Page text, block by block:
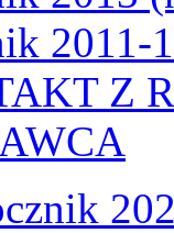
2011-
Z